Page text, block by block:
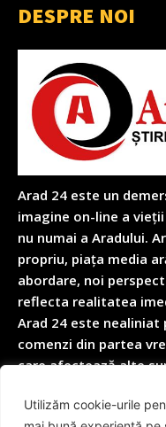
Utilizăm cookie-urile
DESPRE NOI
Arad 24 este un
imagine on-line a
nu numai a Aradului.
propriu, piața media
abordare, noi
reflecta realitatea
Arad 24 este nealiniat
comenzi din partea
care afectează alte
a realității cotidiene.